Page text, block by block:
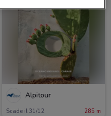
Alpitour
Scade il 31/12 285 m